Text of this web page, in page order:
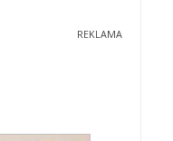
REKLAMA